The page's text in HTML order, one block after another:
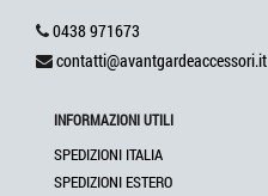
0438 971673
contatti@avantgardeaccessori.it
INFORMAZIONI UTILI
SPEDIZIONI ITALIA
SPEDIZIONI ESTERO